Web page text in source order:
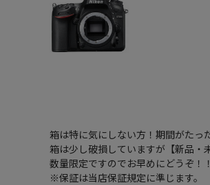
箱は特に気にしない方！期間がたっ
箱は少し破損していますが【新品・
数量限定ですのでお早めにどうぞ！
※保証は当店保証規定に準じます。